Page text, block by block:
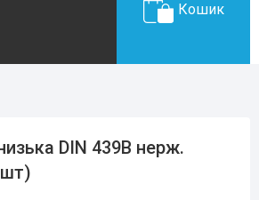
Кошик
DIN 439В нерж.